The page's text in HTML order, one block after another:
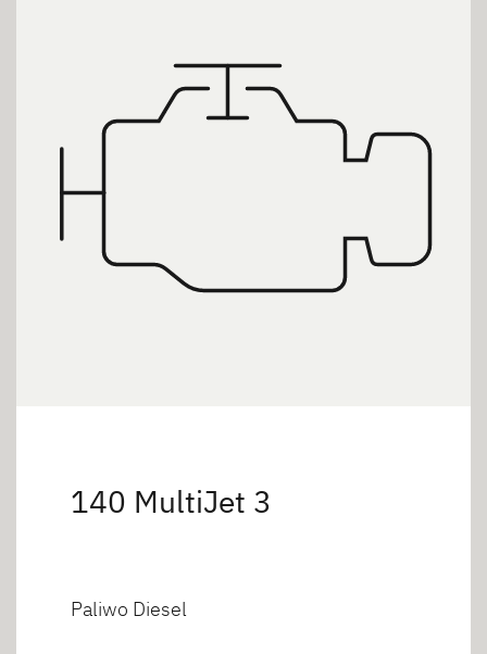
140 MultiJet 3
Paliwo Diesel